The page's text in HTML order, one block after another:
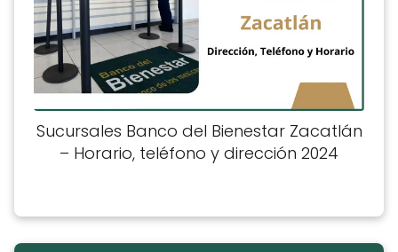
Sucursales Banco del Bienestar Zacatlán
– Horario, teléfono y dirección 2024